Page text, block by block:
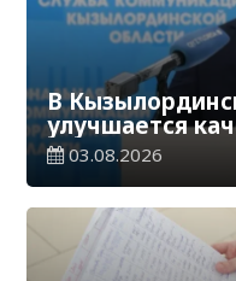
В
улучшается
помощи
03.08.2026